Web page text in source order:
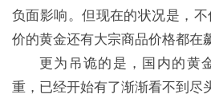
负面影响。但现在的状况是，
价的黄金还有大宗商品价格都在
更为吊诡的是，国内的黄
重，已经开始有了渐渐看不到尽